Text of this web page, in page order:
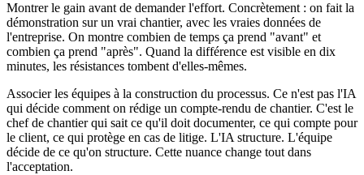
Montrer le gain avant de demander l'effort. Concrètement : on fait la
démonstration sur un vrai chantier, avec les vraies données de
l'entreprise. On montre combien de temps ça prend "avant" et
combien ça prend "après". Quand la différence est visible en dix
minutes, les résistances tombent d'elles-mêmes.
Associer les équipes à la construction du processus. Ce n'est pas l'IA
qui décide comment on rédige un compte-rendu de chantier. C'est le
chef de chantier qui sait ce qu'il doit documenter, ce qui compte pour
le client, ce qui protège en cas de litige. L'IA structure. L'équipe
décide de ce qu'on structure. Cette nuance change tout dans
l'acceptation.